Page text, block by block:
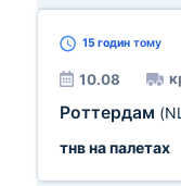
15 годин тому
10.08
Роттердам
тнв на палетах